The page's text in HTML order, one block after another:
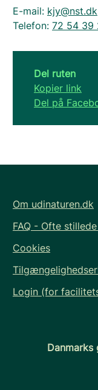
E-mail: kjy@nst.dk
Telefon: 72 54 39
Del ruten
Kopier link
Del på
Om udinaturen.dk
FAQ - Ofte
Cookies
Login (for